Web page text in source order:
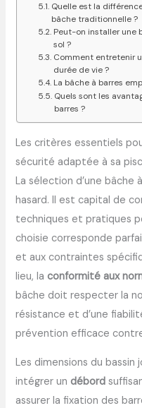
Quelle est la
bâche traditionnelle ?
Peut-on installer une
sol ?
Comment entretenir
durée de vie ?
La bâche à barres
Quels sont les
barres ?
Les critères essentiels
sécurité adaptée à sa
La sélection d’une bâche
hasard. Il est capital de
techniques et pratiques
choisie corresponde
et aux contraintes
lieu, laconformité aux
bâche doit respecter la
résistance et d’une
prévention efficace
Les dimensions du
intégrer undébord
assurer la fixation des